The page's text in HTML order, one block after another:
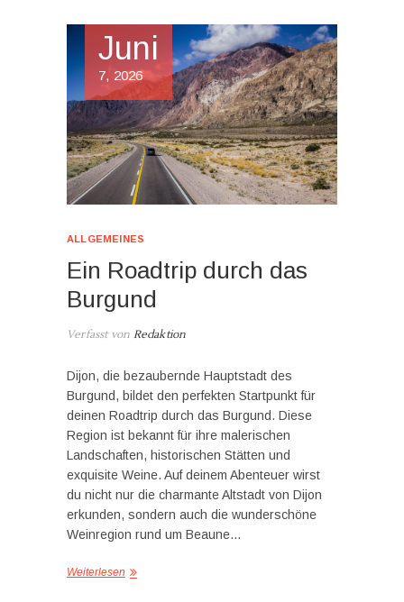
Juni
7, 2026
ALLGEMEINES
Ein Roadtrip durch das
Burgund
Verfasst von Redaktion
Dijon, die bezaubernde Hauptstadt des
Burgund, bildet den perfekten Startpunkt für
deinen Roadtrip durch das Burgund. Diese
Region ist bekannt für ihre malerischen
Landschaften, historischen Stätten und
exquisite Weine. Auf deinem Abenteuer wirst
du nicht nur die charmante Altstadt von Dijon
erkunden, sondern auch die wunderschöne
Weinregion rund um Beaune…
Weiterlesen